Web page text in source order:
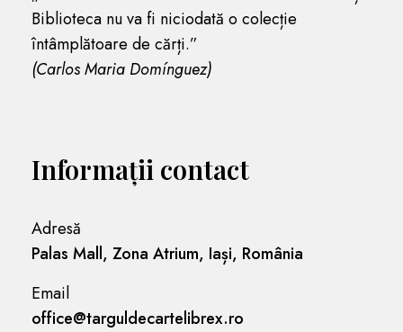
Biblioteca nu va fi niciodată o colecție
întâmplătoare de cărți.”
(Carlos Maria Domínguez)
Informații contact
Adresă
Palas Mall, Zona Atrium, Iași, România
Email
office@targuldecartelibrex.ro